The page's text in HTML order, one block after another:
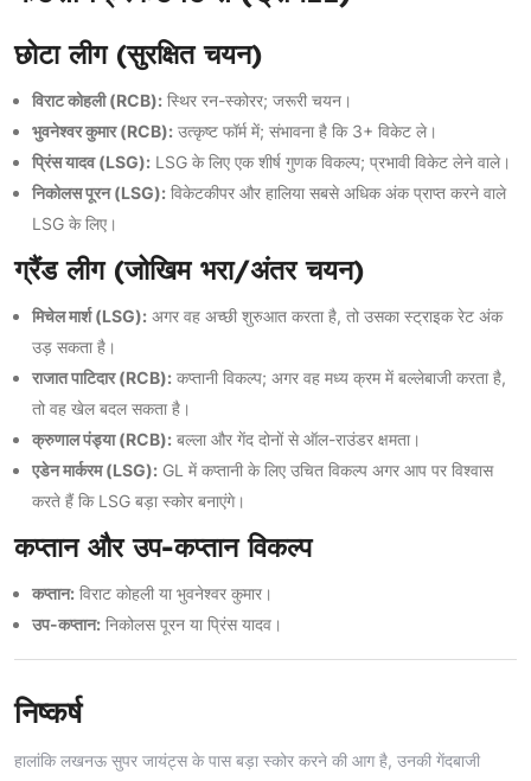
छोटा लीग (सुरक्षित चयन)
विराट कोहली (RCB): स्थिर रन-स्कोरर; जरूरी चयन।
भुवनेश्वर कुमार (RCB): उत्कृष्ट फॉर्म में; संभावना है कि 3+ विकेट ले।
प्रिंस यादव (LSG): LSG के लिए एक शीर्ष गुणक विकल्प; प्रभावी विकेट लेने वाले।
निकोलस पूरन (LSG): विकेटकीपर और हालिया सबसे अधिक अंक प्राप्त करने वाले
LSG के लिए।
ग्रैंड लीग (जोखिम भरा/अंतर चयन)
मिचेल मार्श (LSG): अगर वह अच्छी शुरुआत करता है, तो उसका स्ट्राइक रेट अंक
उड़ सकता है।
राजात पाटिदार (RCB): कप्तानी विकल्प; अगर वह मध्य क्रम में बल्लेबाजी करता है,
तो वह खेल बदल सकता है।
क्रुणाल पंड्या (RCB): बल्ला और गेंद दोनों से ऑल-राउंडर क्षमता।
एडेन मार्करम (LSG): GL में कप्तानी के लिए उचित विकल्प अगर आप पर विश्वास
करते हैं कि LSG बड़ा स्कोर बनाएंगे।
कप्तान और उप-कप्तान विकल्प
कप्तान: विराट कोहली या भुवनेश्वर कुमार।
उप-कप्तान: निकोलस पूरन या प्रिंस यादव।
निष्कर्ष
हालांकि लखनऊ सुपर जायंट्स के पास बड़ा स्कोर करने की आग है, उनकी गेंदबाजी